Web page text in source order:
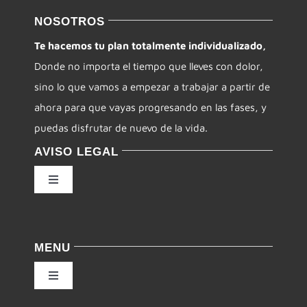
NOSOTROS
Te hacemos tu plan totalmente individualizado,
Donde no importa el tiempo que lleves con dolor,
sino lo que vamos a empezar a trabajar a partir de
ahora para que vayas progresando en las fases, y
puedas disfrutar de nuevo de la vida.
AVISO LEGAL
Toggle
Navigation
Condiciones de uso
MENU
Toggle
Navigation